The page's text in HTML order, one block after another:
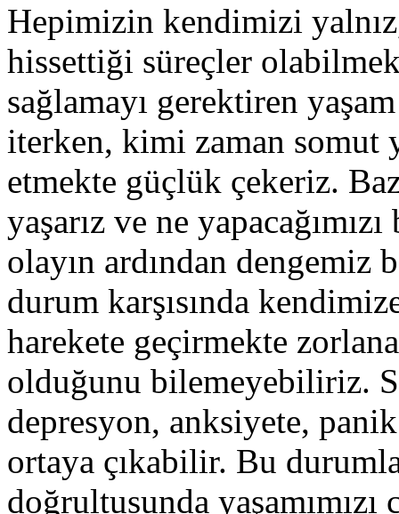
Hepimizin kendimizi yalnız,
hissettiği süreçler
sağlamayı gerektiren
iterken, kimi zaman somut
etmekte güçlük çekeriz.
yaşarız ve ne
olayın ardından
durum karşısında
harekete geçirmekte
olduğunu bilemeyebiliriz.
depresyon, anksiyete,
ortaya çıkabilir. Bu
doğrultusunda